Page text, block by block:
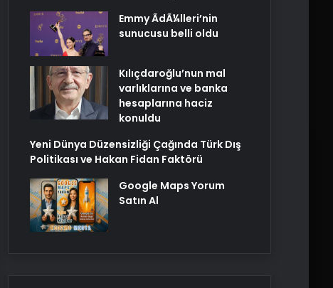
Emmy ÃdÃ¼lleri’nin
sunucusu belli oldu
Kılıçdaroğlu’nun mal
varlıklarına ve banka
hesaplarına haciz
konuldu
Yeni Dünya Düzensizliği Çağında Türk Dış
Politikası ve Hakan Fidan Faktörü
Google Maps Yorum
Satın Al